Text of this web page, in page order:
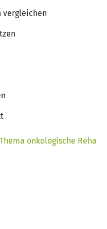
vergleichen
onkologische Reha